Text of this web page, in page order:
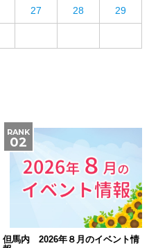
27 28 29
但馬内 2026年８月のイベント情